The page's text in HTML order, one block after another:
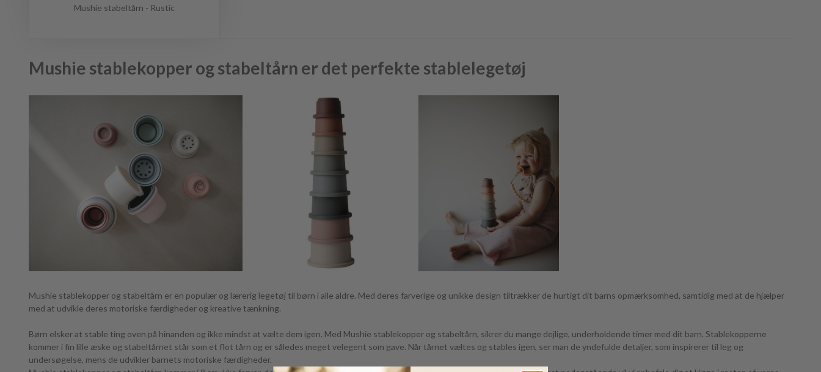
Mushie stabeltårn - Rustic
Mushie stablekopper og stabeltårn er det perfekte stablelegetøj
Mushie stablekopper og stabeltårn er en populær og lærerig legetøj til børn i alle aldre. Med deres farverige og unikke design tiltrækker de hurtigt dit barns opmærksomhed, samtidig med at de hjælper
med at udvikle deres motoriske færdigheder og kreative tænkning.
Børn elsker at stable ting oven på hinanden og ikke mindst at vælte dem igen. Med Mushie stablekopper og stabeltårn, sikrer du mange dejlige, underholdende timer med dit barn. Stablekopperne
kommer i fin lille æske og stabeltårnet står som et flot tårn og er således meget velegent som gave. Når tårnet væltes og stables igen, ser man de yndefulde detaljer, som inspirerer til leg og
undersøgelse, mens de udvikler barnets motoriske færdigheder.